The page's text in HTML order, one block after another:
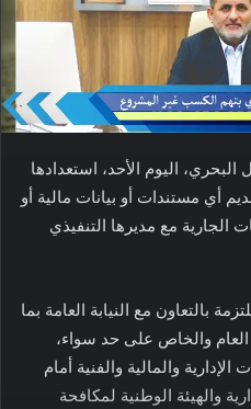
اليوم الأحد، استعدادها
أي مستندات أو بيانات مالية أو
الجارية مع مديرها التنفيذي
بالتعاون مع النيابة العامة بما
والخاص على حد سواء،
والمالية والفنية أمام
والهيئة الوطنية لمكافحة